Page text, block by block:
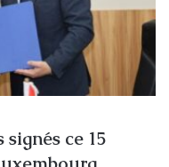
ce 15